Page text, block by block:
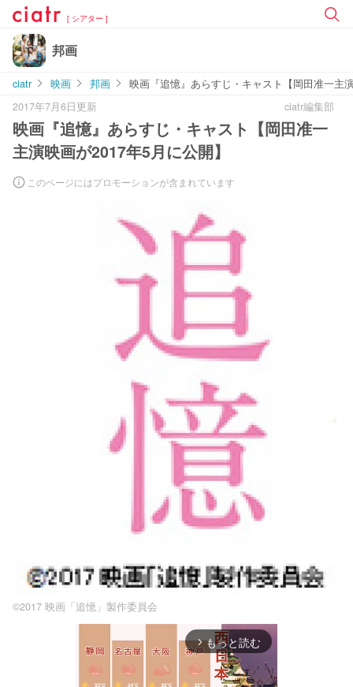
[ シアター ]
邦画
ciatr 映画 邦画
映画『追憶』あらすじ・キャスト【岡田准一主
2017年7月6日更新
ciatr編集部
映画『追憶』あらすじ・キャスト【岡田准一
主演映画が2017年5月に公開】
このページにはプロモーションが含まれています
©2017 映画「追憶」製作委員会
arrow_forward_ios もっと読む